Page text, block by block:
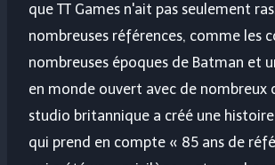
que TT Games n'ait pas seulement
nombreuses références, comme les
nombreuses époques de Batman et
en monde ouvert avec de nombreux
studio britannique a créé une
qui prend en compte « 85 ans de